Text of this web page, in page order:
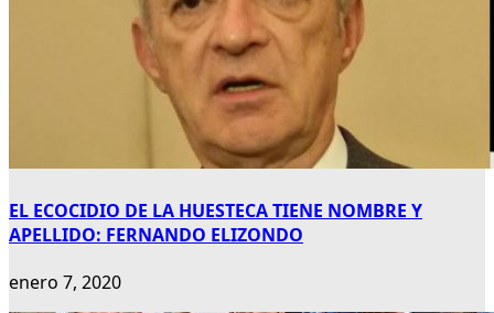
EL ECOCIDIO DE LA HUESTECA TIENE NOMBRE Y
APELLIDO: FERNANDO ELIZONDO
enero 7, 2020